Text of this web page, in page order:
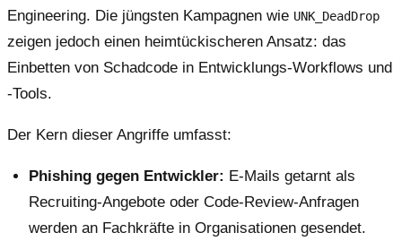
Engineering. Die jüngsten Kampagnen wie UNK_DeadDrop
zeigen jedoch einen heimtückischeren Ansatz: das
Einbetten von Schadcode in Entwicklungs-Workflows und
-Tools.
Der Kern dieser Angriffe umfasst:
Phishing gegen Entwickler: E-Mails getarnt als
Recruiting-Angebote oder Code-Review-Anfragen
werden an Fachkräfte in Organisationen gesendet.